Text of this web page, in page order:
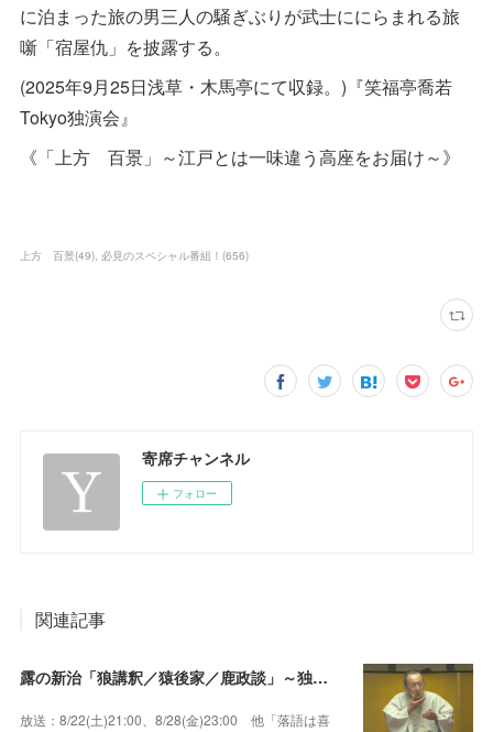
に泊まった旅の男三人の騒ぎぶりが武士ににらまれる旅
噺「宿屋仇」を披露する。
(2025年9月25日浅草・木馬亭にて収録。)『笑福亭喬若
Tokyo独演会』
《「上方 百景」～江戸とは一味違う高座をお届け～》
上方 百景(49) 必見のスペシャル番組！ (656)
寄席チャンネル
フォロー
関連記事
露の新治「狼講釈／猿後家／鹿政談」～独演会は毎回満員御礼！上方の人気重鎮落語家！
放送：8/22(土)21:00、8/28(金)23:00 他「落語は喜